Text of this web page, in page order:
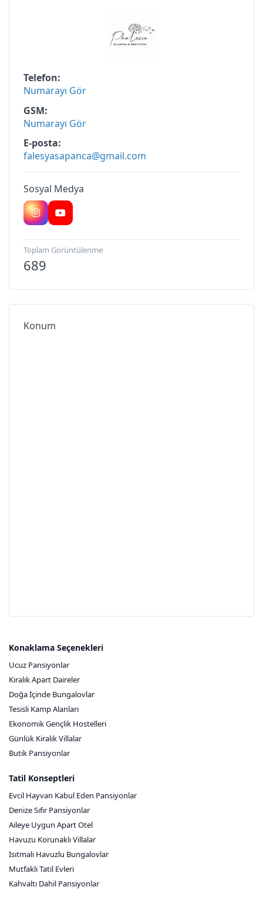
Phalesia Glamping Hotel
Glamping — Fındık
Telefon
Numarayı Gör
GSM
Numarayı Gör
E-posta
falesyasapanca@gmail.com
Sosyal Medya
Toplam Görüntülenme
689
Konum
Konaklama Seçenekleri
Ucuz Pansiyonlar
Kiralık Apart Daireler
Doğa İçinde Bungalovlar
Tesisli Kamp Alanları
Ekonomik Gençlik Hostelleri
Günlük Kiralık Villalar
Butik Pansiyonlar
Tatil Konseptleri
Evcil Hayvan Kabul Eden Pansiyonlar
Denize Sıfır Pansiyonlar
Aileye Uygun Apart Otel
Havuzu Korunaklı Villalar
Isıtmalı Havuzlu Bungalovlar
Mutfaklı Tatil Evleri
Kahvaltı Dahil Pansiyonlar